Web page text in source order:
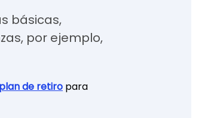
básicas,
por ejemplo,
plan de retiro para